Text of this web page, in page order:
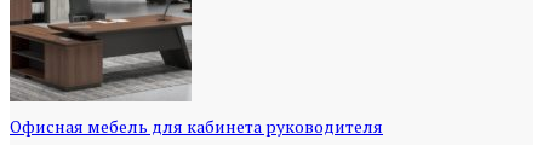
Офисная мебель для кабинета руководителя